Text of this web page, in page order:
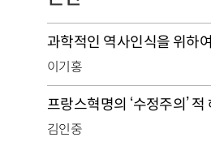
과학적인 역사인식을 위하여
이기홍
프랑스혁명의 ‘수정주의’ 적
김인중